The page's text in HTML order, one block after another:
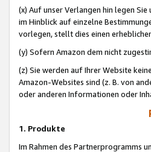
(x) Auf unser Verlangen hin legen
im Hinblick auf einzelne
vorlegen, stellt dies einen
(y) Sofern Amazon dem nicht
(z) Sie werden auf Ihrer Website
Amazon-Websites sind (z. B. von
oder anderen Informationen oder
1. Produkte
Im Rahmen des Partnerprogramms